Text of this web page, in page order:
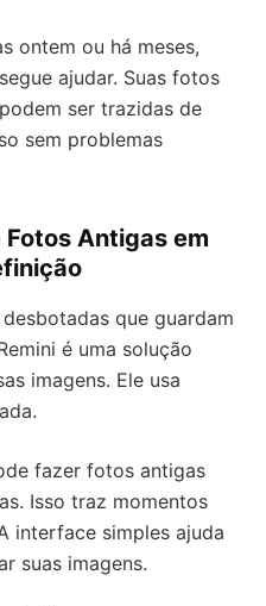
ontem ou há meses,
ajudar. Suas fotos
ser trazidas de
sem problemas
Antigas em
que guardam
é uma solução
imagens. Ele usa
fazer fotos antigas
Isso traz momentos
interface simples ajuda
suas imagens.